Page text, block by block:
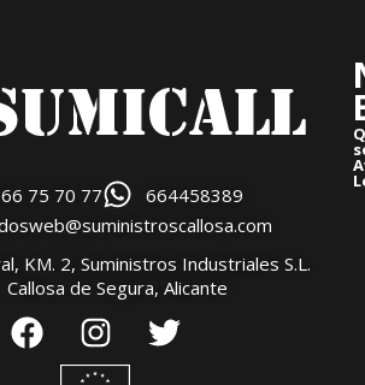
75 70 77
664458389
KM. 2, Suministros Industriales S.L.
Callosa de Segura, Alicante